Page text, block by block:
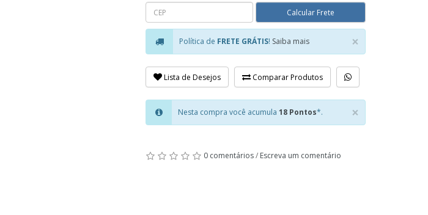
×
Close
Política de FRETE GRÁTIS! Saiba mais
Lista de Desejos Comparar Produtos
×
Nesta compra você acumula 18 Pontos*.
0 comentários/ Escreva um comentário